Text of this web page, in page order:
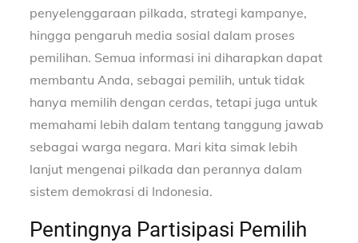
penyelenggaraan pilkada, strategi kampanye,
hingga pengaruh media sosial dalam proses
pemilihan. Semua informasi ini diharapkan dapat
membantu Anda, sebagai pemilih, untuk tidak
hanya memilih dengan cerdas, tetapi juga untuk
memahami lebih dalam tentang tanggung jawab
sebagai warga negara. Mari kita simak lebih
lanjut mengenai pilkada dan perannya dalam
sistem demokrasi di Indonesia.
Pentingnya Partisipasi Pemilih